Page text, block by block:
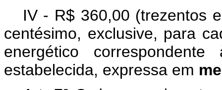
IV - R$ 360,00 (trezentos
centésimo, exclusive, para
energético
estabelecida, expressa em